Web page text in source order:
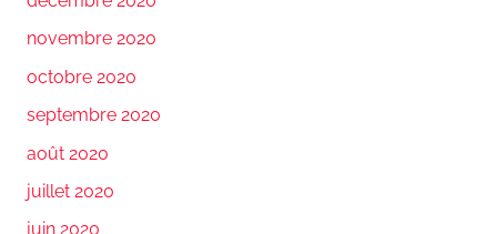
novembre 2020
octobre 2020
septembre 2020
août 2020
juillet 2020
juin 2020